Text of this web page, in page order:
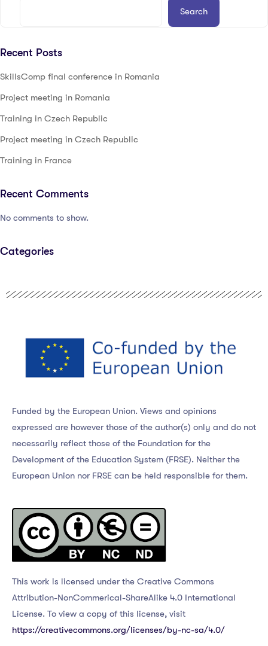
Search
Recent Posts
SkillsComp final conference in Romania
Project meeting in Romania
Training in Czech Republic
Project meeting in Czech Republic
Training in France
Recent Comments
No comments to show.
Categories
Funded by the European Union. Views and opinions
expressed are however those of the author(s) only and do not
necessarily reflect those of the Foundation for the
Development of the Education System (FRSE). Neither the
European Union nor FRSE can be held responsible for them.
This work is licensed under the Creative Commons
Attribution-NonCommerical-ShareAlike 4.0 International
License. To view a copy of this license, visit
https://creativecommons.org/licenses/by-nc-sa/4.0/